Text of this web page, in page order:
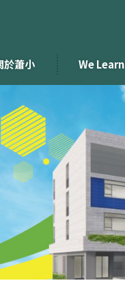
於蕭小 We Learn